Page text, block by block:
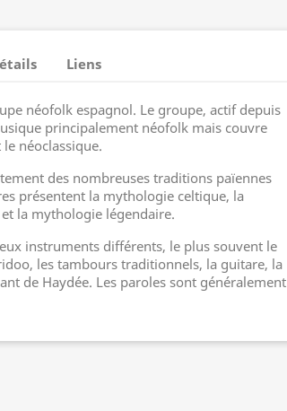
Liens
néofolk espagnol. Le groupe, actif depuis
principalement néofolk mais couvre
néoclassique.
des nombreuses traditions païennes
présentent la mythologie celtique, la
la mythologie légendaire.
instruments différents, le plus souvent le
les tambours traditionnels, la guitare, la
de Haydée. Les paroles sont généralement